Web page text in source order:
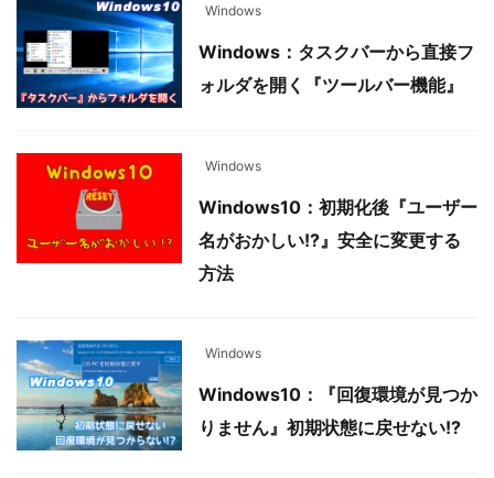
Windows
Windows：タスクバーから直接フ
ォルダを開く『ツールバー機能』
Windows
Windows10：初期化後『ユーザー
名がおかしい!?』安全に変更する
方法
Windows
Windows10：『回復環境が見つか
りません』初期状態に戻せない!?